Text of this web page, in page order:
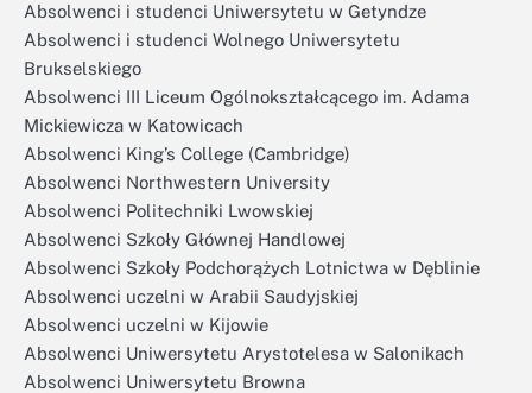
Absolwenci i studenci Uniwersytetu w Getyndze
Absolwenci i studenci Wolnego Uniwersytetu
Brukselskiego
Absolwenci III Liceum Ogólnokształcącego im. Adama
Mickiewicza w Katowicach
Absolwenci King’s College (Cambridge)
Absolwenci Northwestern University
Absolwenci Politechniki Lwowskiej
Absolwenci Szkoły Głównej Handlowej
Absolwenci Szkoły Podchorążych Lotnictwa w Dęblinie
Absolwenci uczelni w Arabii Saudyjskiej
Absolwenci uczelni w Kijowie
Absolwenci Uniwersytetu Arystotelesa w Salonikach
Absolwenci Uniwersytetu Browna